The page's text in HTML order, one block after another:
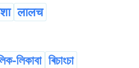
लालच
লিকাবা ৰিচাংচা